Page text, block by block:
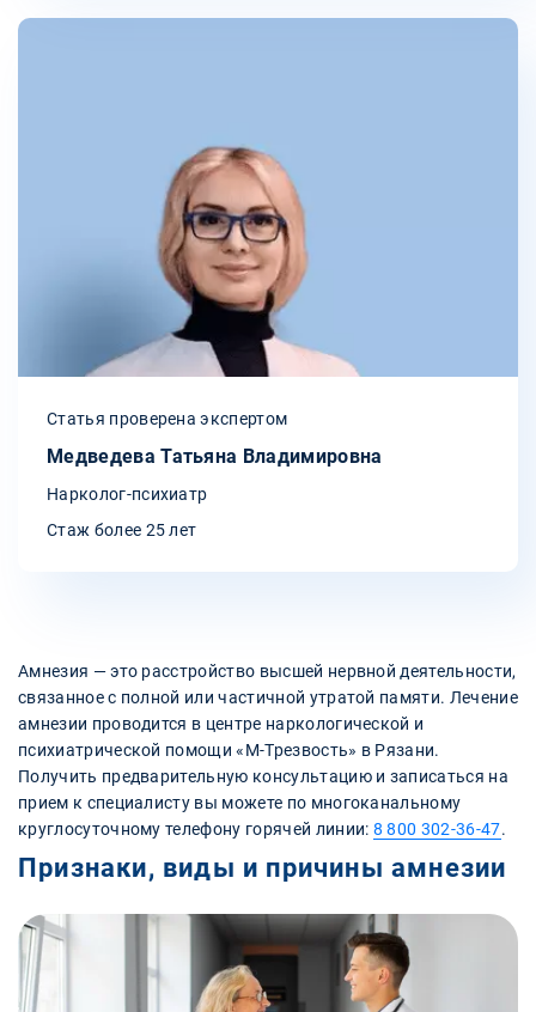
Статья проверена экспертом
Медведева Татьяна Владимировна
Нарколог-психиатр
Стаж более 25 лет
Амнезия — это расстройство высшей нервной деятельности,
связанное с полной или частичной утратой памяти. Лечение
амнезии проводится в центре наркологической и
психиатрической помощи «М-Трезвость» в Рязани.
Получить предварительную консультацию и записаться на
прием к специалисту вы можете по многоканальному
круглосуточному телефону горячей линии: 8 800 302-36-47.
Признаки, виды и причины амнезии